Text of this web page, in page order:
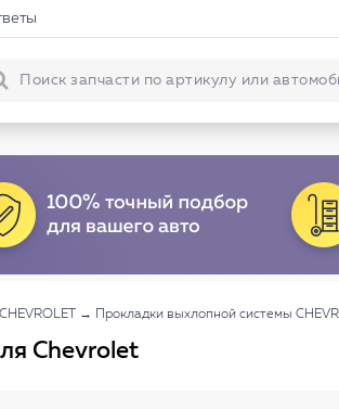
→ Прокладки выхлопной системы
Chevrolet